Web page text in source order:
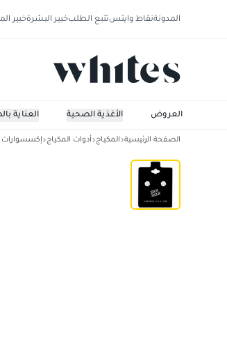
المدونةنقاط وايتستتبع الطلبخبير البشرةخبير
العناية الأغذية الصحية العروض
الصفحة الرئيسية المكياج أدوات المكياج إكسسوارات